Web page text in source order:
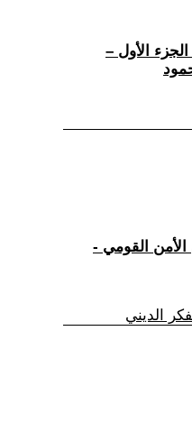
الأول –
الأمن القومي -
الديني